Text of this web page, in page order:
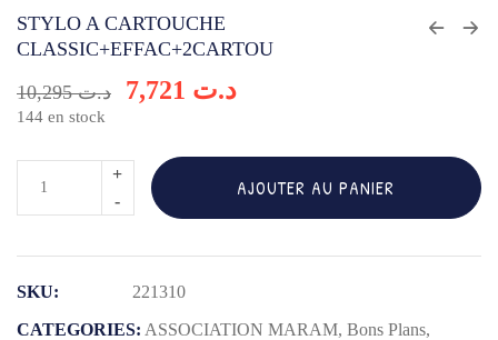
STYLO A CARTOUCHE
CLASSIC+EFFAC+2CARTOU
د.ت10,295 د.ت
144 en stock
CARTOUCHE
CLASSIC+EFFAC+2CARTOU
AJOUTER AU PANIER
SKU:
221310
CATEGORIES: ASSOCIATION MARAM, Bons Plans,